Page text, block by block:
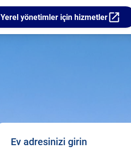
Yerel yönetimler için hizmetleropen_in_new
Ev adresinizi girin